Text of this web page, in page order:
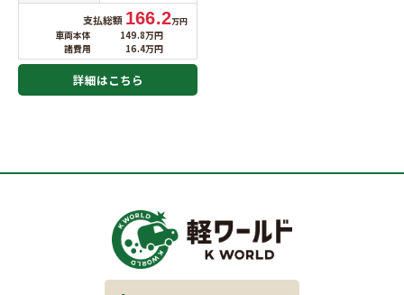
支払総額 166.2万円
車両本体
149.8万円
諸費用
16.4万円
詳細はこちら